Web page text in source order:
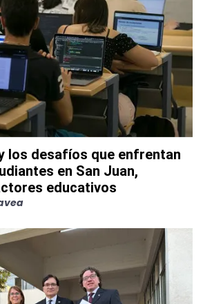
los desafíos que enfrentan
en San Juan,
educativos